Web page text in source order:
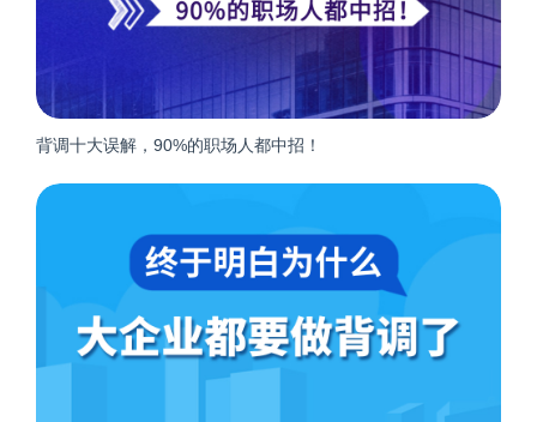
背调十大误解，90%的职场人都中招！